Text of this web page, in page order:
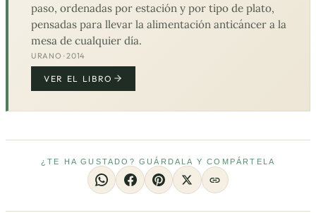
paso, ordenadas por estación y por tipo de plato,
pensadas para llevar la alimentación anticáncer a la
mesa de cualquier día.
URANO · 2014
VER EL LIBRO
¿TE HA GUSTADO? GUÁRDALA Y COMPÁRTELA